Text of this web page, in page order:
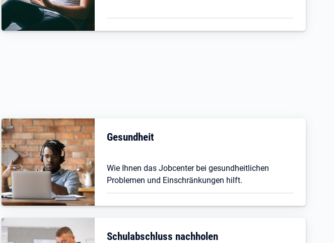
Gesundheit
Wie Ihnen das Jobcenter bei gesundheitlichen
Problemen und Einschränkungen hilft.
Schulabschluss nachholen